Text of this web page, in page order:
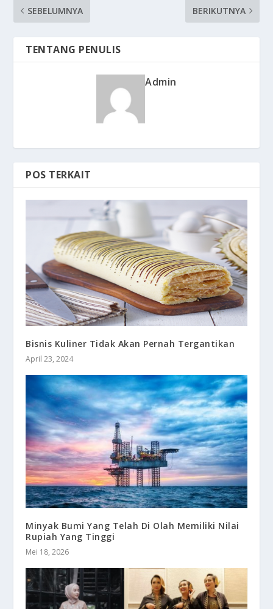
SEBELUMNYA
BERIKUTNYA
TENTANG PENULIS
Admin
POS TERKAIT
Bisnis Kuliner Tidak Akan Pernah Tergantikan
April 23, 2024
Minyak Bumi Yang Telah Di Olah Memiliki Nilai
Rupiah Yang Tinggi
Mei 18, 2026